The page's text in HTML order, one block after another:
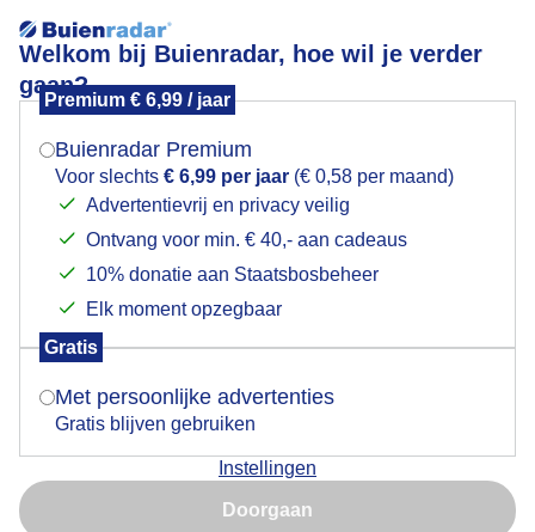
Welkom bij Buienradar, hoe wil je verder
gaan?
Premium € 6,99 / jaar
Buienradar Premium
Voor slechts € 6,99 per jaar (€ 0,58 per maand)
Advertentievrij en privacy veilig
Ontvang voor min. € 40,- aan cadeaus
10% donatie aan Staatsbosbeheer
Elk moment opzegbaar
Gratis
Met persoonlijke advertenties
Gratis blijven gebruiken
Instellingen
Doorgaan
Wolkenvelden opklaring en wat zon
Wolkenvelden opklaring en wat zon
Mogen we je locatie gebruiken voor het
Indien je hier nog geen akkoord op hebt gegeven,
verschijnt er zo een pop-up uit je browser waarin
Is goed, toon de popup
Nu niet, misschien later